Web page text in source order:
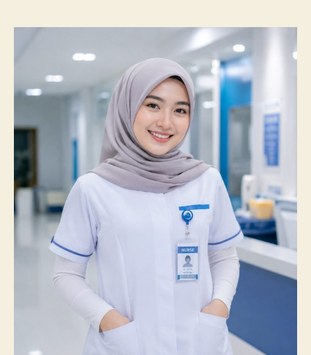
Unissula
Catatkan
Prestasi
Membanggakan,
100%
Mahasiswanya
Kompetensi
Nasional